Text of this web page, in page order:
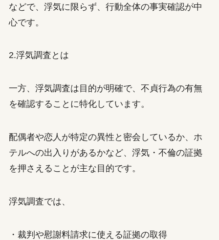
などで、浮気に限らず、行動全体の事実確認が中
心です。
2.浮気調査とは
一方、浮気調査は目的が明確で、不貞行為の有無
を確認することに特化しています。
配偶者や恋人が特定の異性と密会しているか、ホ
テルへの出入りがあるかなど、浮気・不倫の証拠
を押さえることが主な目的です。
浮気調査では、
・裁判や慰謝料請求に使える証拠の取得